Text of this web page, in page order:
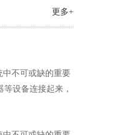
更多+
中不可或缺的重要
设备连接起来，